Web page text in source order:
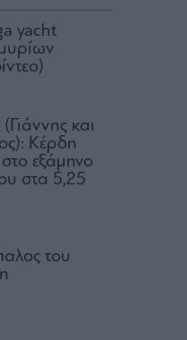
yacht
και
Κέρδη
εξάμηνο
στα 5,25
του